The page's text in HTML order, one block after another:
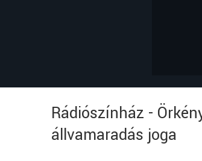
Rádiószínház -
állvamaradás joga